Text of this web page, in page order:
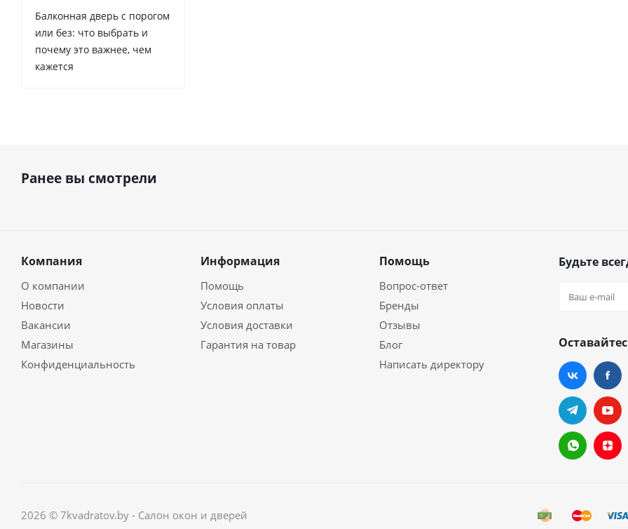
Балконная дверь с порогом
или без: что выбрать и
почему это важнее, чем
кажется
Ранее вы смотрели
Компания
О компании
Новости
Вакансии
Магазины
Конфиденциальность
Информация
Помощь
Условия оплаты
Условия доставки
Гарантия на товар
Помощь
Вопрос-ответ
Бренды
Отзывы
Блог
Написать директору
Будьте
2026 © 7kvadratov.by - Салон окон и дверей